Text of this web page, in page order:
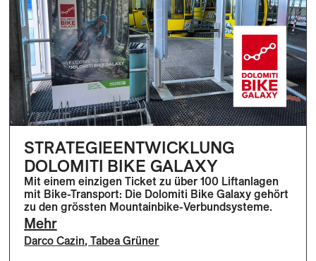
STRATEGIEENTWICKLUNG
DOLOMITI BIKE GALAXY
Mit einem einzigen Ticket zu über 100 Liftanlagen
mit Bike-Transport: Die Dolomiti Bike Galaxy gehört
zu den grössten Mountainbike-Verbundsysteme.
Mehr
Darco Cazin,Tabea Grüner